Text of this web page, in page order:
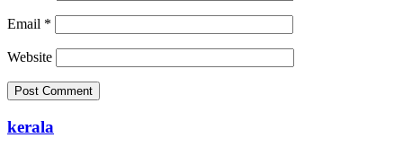
Email *
Website
kerala